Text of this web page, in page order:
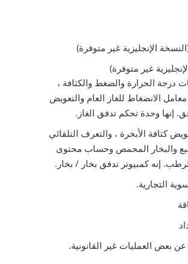
غير متوفرة)
درجة الحرارة والضغط والكثافة ،
الانضغاط للغاز العام والتعويض
إنها وحدة تحكم تدفق الغاز.
كثافة الأبخرة ، والتعرف التلقائي
والبخار المحمص وحساب محتوى
إنه كمبيوتر تدفق بخار / بخار.
التجارية.
بعض العمليات غير القانونية.